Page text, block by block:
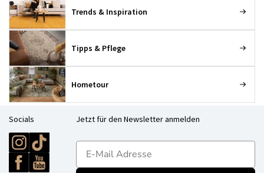
Trends & Inspiration
Tipps & Pflege
Hometour
Socials Jetzt für den Newsletter anmelden
E-mailadres